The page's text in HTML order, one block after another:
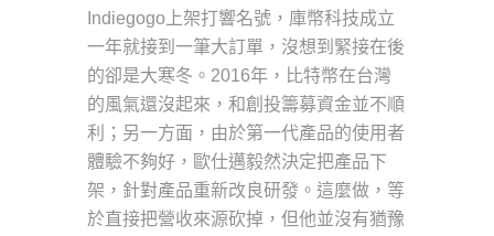
Indiegogo上架打響名號，庫幣科技成立
一年就接到一筆大訂單，沒想到緊接在後
的卻是大寒冬。2016年，比特幣在台灣
的風氣還沒起來，和創投籌募資金並不順
利；另一方面，由於第一代產品的使用者
體驗不夠好，歐仕邁毅然決定把產品下
架，針對產品重新改良研發。這麼做，等
於直接把營收來源砍掉，但他並沒有猶豫